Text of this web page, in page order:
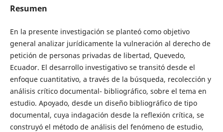
Resumen
En la presente investigación se planteó como objetivo
general analizar jurídicamente la vulneración al derecho de
petición de personas privadas de libertad, Quevedo,
Ecuador. El desarrollo investigativo se transitó desde el
enfoque cuantitativo, a través de la búsqueda, recolección y
análisis crítico documental- bibliográfico, sobre el tema en
estudio. Apoyado, desde un diseño bibliográfico de tipo
documental, cuya indagación desde la reflexión crítica, se
construyó el método de análisis del fenómeno de estudio,